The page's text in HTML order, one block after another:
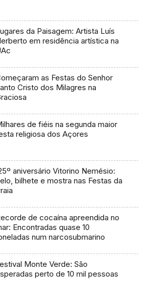
da Paisagem: Artista Luís
em residência artística na
as Festas do Senhor
Cristo dos Milagres na
de fiéis na segunda maior
religiosa dos Açores
aniversário Vitorino Nemésio:
bilhete e mostra nas Festas da
de cocaína apreendida no
Encontradas quase 10
num narcosubmarino
Monte Verde: São
perto de 10 mil pessoas